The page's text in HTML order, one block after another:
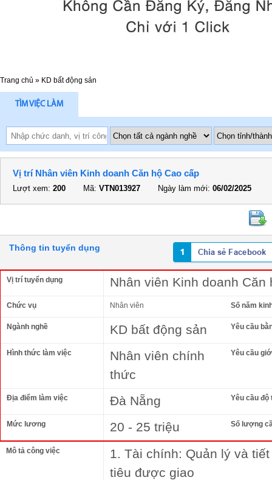
Trang chủ » KD bất động sản
TÌM VIỆC LÀM
Vị trí Nhân viên Kinh doanh Căn hộ Cao cấp
Lượt xem: 200 Mã: VTN013927 Ngày làm mới: 06/02/2025
Thông tin tuyển dụng
Vị trí tuyển dụng Nhân viên Kinh doanh Căn
Chức vụ Nhân viên Số năm
Ngành nghề KD bất động sản Yêu cầu
Hình thức làm việc
Nhân viên chính
thức
Yêu cầu
Địa điểm làm việc Đà Nẵng Yêu cầu độ
Mức lương 20 - 25 triệu Số lượng
Mô tả công việc
1. Tài chính: Quản lý và
tiêu được giao